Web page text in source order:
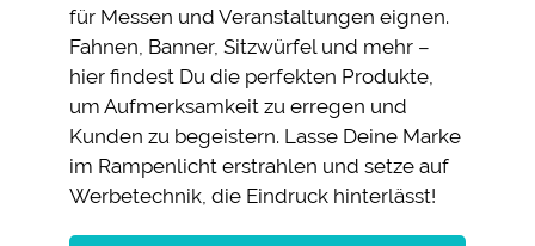
für Messen und Veranstaltungen eignen.
Fahnen, Banner, Sitzwürfel und mehr –
hier findest Du die perfekten Produkte,
um Aufmerksamkeit zu erregen und
Kunden zu begeistern. Lasse Deine Marke
im Rampenlicht erstrahlen und setze auf
Werbetechnik, die Eindruck hinterlässt!